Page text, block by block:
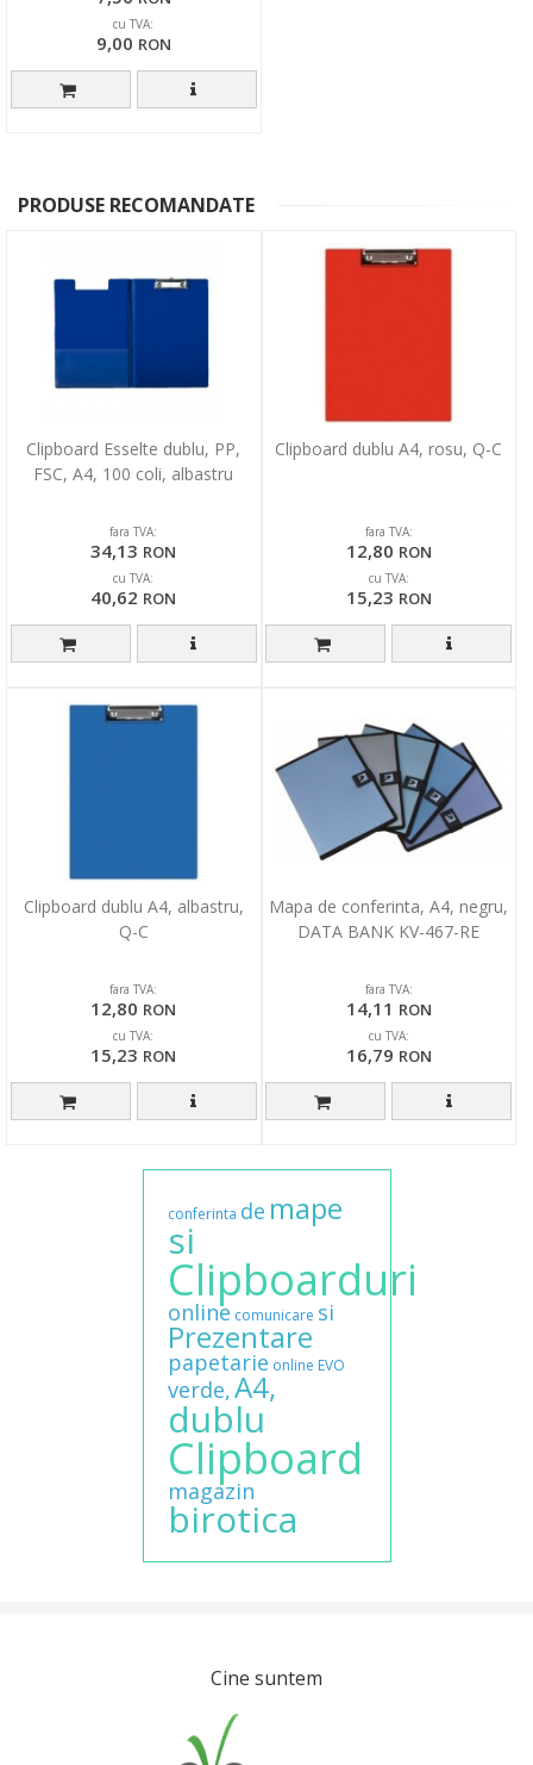
cu TVA:
9,00 RON
PRODUSE RECOMANDATE
Clipboard Esselte dublu, PP,
FSC, A4, 100 coli, albastru
fara TVA:
34,13 RON
cu TVA:
40,62 RON
Clipboard dublu A4, rosu, Q-C
fara TVA:
12,80 RON
cu TVA:
15,23 RON
Clipboard dublu A4, albastru,
Q-C
fara TVA:
12,80 RON
cu TVA:
15,23 RON
Mapa de conferinta, A4, negru,
DATA BANK KV-467-RE
fara TVA:
14,11 RON
cu TVA:
16,79 RON
conferinta de mape
si
Clipboarduri
online comunicare si
Prezentare
papetarie online EVO
verde,A4,
dublu
Clipboard
magazin
birotica
Cine suntem